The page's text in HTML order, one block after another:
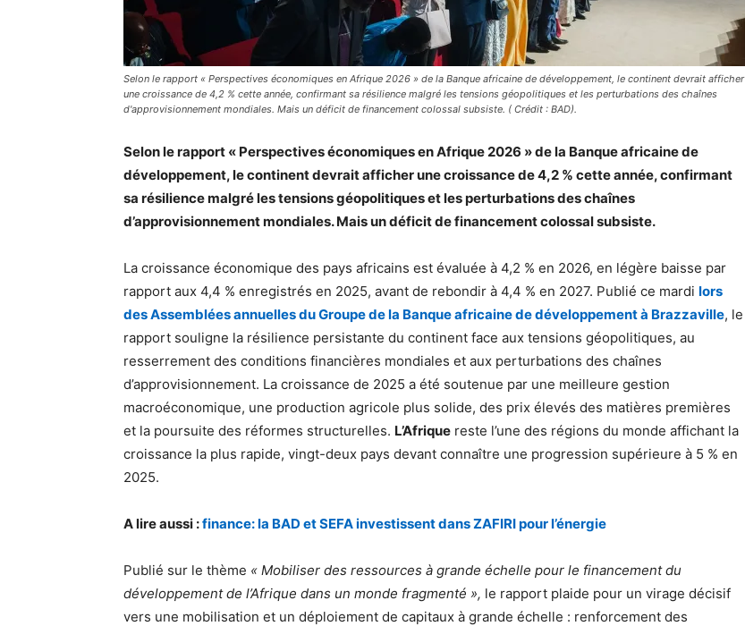
Selon le rapport « Perspectives économiques en Afrique 2026 » de la Banque africaine de développement, le continent devrait afficher
une croissance de 4,2 % cette année, confirmant sa résilience malgré les tensions géopolitiques et les perturbations des chaînes
d'approvisionnement mondiales. Mais un déficit de financement colossal subsiste. ( Crédit : BAD).
Selon le rapport « Perspectives économiques en Afrique 2026 » de la Banque africaine de
développement, le continent devrait afficher une croissance de 4,2 % cette année, confirmant
sa résilience malgré les tensions géopolitiques et les perturbations des chaînes
d’approvisionnement mondiales. Mais un déficit de financement colossal subsiste.
La croissance économique des pays africains est évaluée à 4,2 % en 2026, en légère baisse par
rapport aux 4,4 % enregistrés en 2025, avant de rebondir à 4,4 % en 2027. Publié ce mardi lors
des Assemblées annuelles du Groupe de la Banque africaine de développement à Brazzaville, le
rapport souligne la résilience persistante du continent face aux tensions géopolitiques, au
resserrement des conditions financières mondiales et aux perturbations des chaînes
d’approvisionnement. La croissance de 2025 a été soutenue par une meilleure gestion
macroéconomique, une production agricole plus solide, des prix élevés des matières premières
et la poursuite des réformes structurelles. L’Afrique reste l’une des régions du monde affichant la
croissance la plus rapide, vingt-deux pays devant connaître une progression supérieure à 5 % en
2025.
A lire aussi :finance: la BAD et SEFA investissent dans ZAFIRI pour l’énergie
Publié sur le thème « Mobiliser des ressources à grande échelle pour le financement du
développement de l’Afrique dans un monde fragmenté », le rapport plaide pour un virage décisif
vers une mobilisation et un déploiement de capitaux à grande échelle : renforcement des